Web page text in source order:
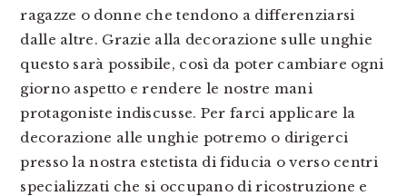
ragazze o donne che tendono a differenziarsi
dalle altre. Grazie alla decorazione sulle unghie
questo sarà possibile, così da poter cambiare ogni
giorno aspetto e rendere le nostre mani
protagoniste indiscusse. Per farci applicare la
decorazione alle unghie potremo o dirigerci
presso la nostra estetista di fiducia o verso centri
specializzati che si occupano di ricostruzione e